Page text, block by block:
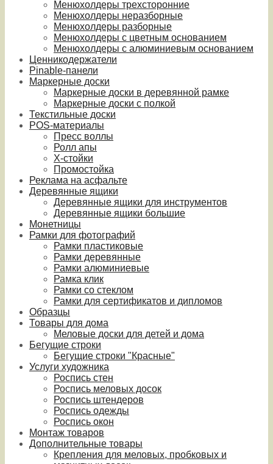
Менюхолдеры трехсторонние
Менюхолдеры неразборные
Менюхолдеры разборные
Менюхолдеры с цветным основанием
Менюхолдеры с алюминиевым основанием
Ценникодержатели
Pinable-панели
Маркерные доски
Маркерные доски в деревянной рамке
Маркерные доски с полкой
Текстильные доски
POS-материалы
Пресс воллы
Ролл апы
Х-стойки
Промостойка
Реклама на асфальте
Деревянные ящики
Деревянные ящики для инструментов
Деревянные ящики большие
Монетницы
Рамки для фотографий
Рамки пластиковые
Рамки деревянные
Рамки алюминиевые
Рамка клик
Рамки со стеклом
Рамки для сертификатов и дипломов
Образцы
Товары для дома
Меловые доски для детей и дома
Бегущие строки
Бегущие строки "Красные"
Услуги художника
Роспись стен
Роспись меловых досок
Роспись штендеров
Роспись одежды
Роспись окон
Монтаж товаров
Дополнительные товары
Крепления для меловых, пробковых и